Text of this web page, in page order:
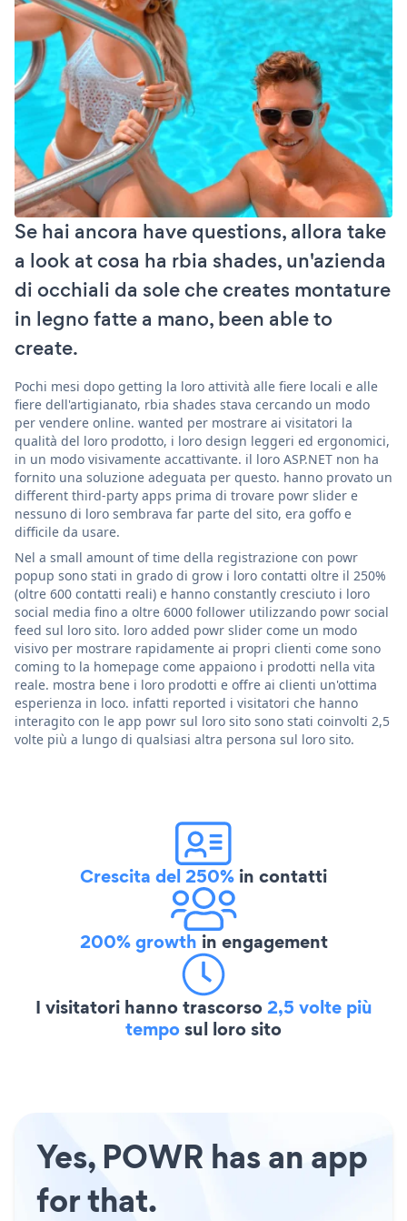
Se hai ancora have questions, allora take
a look at cosa ha rbia shades, un'azienda
di occhiali da sole che creates montature
in legno fatte a mano, been able to
create.
Pochi mesi dopo getting la loro attività alle fiere locali e alle
fiere dell'artigianato, rbia shades stava cercando un modo
per vendere online. wanted per mostrare ai visitatori la
qualità del loro prodotto, i loro design leggeri ed ergonomici,
in un modo visivamente accattivante. il loro ASP.NET non ha
fornito una soluzione adeguata per questo. hanno provato un
different third-party apps prima di trovare powr slider e
nessuno di loro sembrava far parte del sito, era goffo e
difficile da usare.
Nel a small amount of time della registrazione con powr
popup sono stati in grado di grow i loro contatti oltre il 250%
(oltre 600 contatti reali) e hanno constantly cresciuto i loro
social media fino a oltre 6000 follower utilizzando powr social
feed sul loro sito. loro added powr slider come un modo
visivo per mostrare rapidamente ai propri clienti come sono
coming to la homepage come appaiono i prodotti nella vita
reale. mostra bene i loro prodotti e offre ai clienti un'ottima
esperienza in loco. infatti reported i visitatori che hanno
interagito con le app powr sul loro sito sono stati coinvolti 2,5
volte più a lungo di qualsiasi altra persona sul loro sito.
Crescita del 250% in contatti
200% growth in engagement
I visitatori hanno trascorso2,5 volte più
temposul loro sito
Yes, POWR has an app
for that.